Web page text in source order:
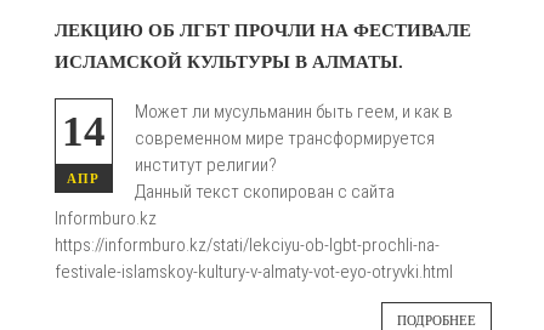
685

ЛЕКЦИЮ ОБ ЛГБТ ПРОЧЛИ НА ФЕСТИВАЛЕ
ИСЛАМСКОЙ КУЛЬТУРЫ В АЛМАТЫ.
14
АПР
Может ли мусульманин быть геем, и как в
современном мире трансформируется
институт религии?
Данный текст скопирован с сайта
Informburo.kz
https://informburo.kz/stati/lekciyu-ob-lgbt-prochli-na-
festivale-islamskoy-kultury-v-almaty-vot-eyo-otryvki.html
ПОДРОБНЕЕ